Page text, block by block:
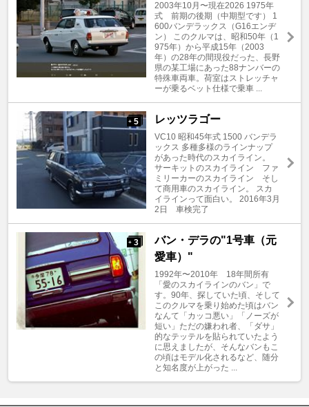
2003年10月〜現在2026 1975年
式 前期の後期（中期型です） 1
600バンデラックス（G16エンヂ
ン） このクルマは、昭和50年（1
975年）から平成15年（2003
年）の28年の間現役だった、長野
県の某工場にあった88ナンバーの
特殊車両車。荷室はストレッチャ
ーが乗るベット仕様で乗車 ...
+ 5 レッツラゴー
VC10 昭和45年式 1500 バンデラ
ックス 多種多様のラインナップ
があった時代のスカイライン。
サーキットのスカイライン ファ
ミリーカーのスカイライン そし
て商用車のスカイライン。 スカ
イラインって面白い。 2016年3月
2日 車検完了
+ 3
バン・デラの"1号車（元
愛車）"
1992年〜2010年 18年間所有
「愛のスカイラインのバン」で
す。90年、探していた頃、そして
このクルマを乗り始めた頃はバン
なんて「カッコ悪い」「ノーズが
短い」ただの嫌われ者、「ダサ」
的なテッテルを貼られていたよう
に思えましたが、そんなバンもこ
の頃はモデル化されるなど、随分
と知名度が上がった ...